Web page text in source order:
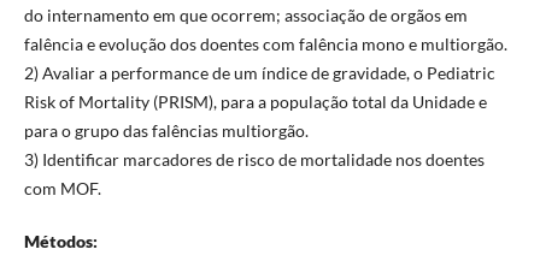
do internamento em que ocorrem; associação de orgãos em
falência e evolução dos doentes com falência mono e multiorgão.
2) Avaliar a performance de um índice de gravidade, o Pediatric
Risk of Mortality (PRISM), para a população total da Unidade e
para o grupo das falências multiorgão.
3) Identificar marcadores de risco de mortalidade nos doentes
com MOF.
Métodos: